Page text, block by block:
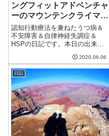
ングフィットアドベンチャ
ーのマウンテンクライマー
がきつい!
認知行動療法を兼ねたうつ病＆
不安障害＆自律神経失調症＆
HSPの日記です。本日の出来事
暑い。まだエアコンは使ってい
ないが、早晩使うことになりそ
う。気密性の高いマンションだ
けに、外に比べて気温が低くな
り、湿度がさらに...
2020.06.06
日記